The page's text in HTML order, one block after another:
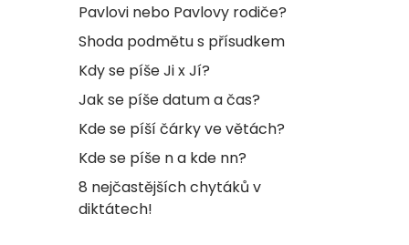
Pavlovi nebo Pavlovy rodiče?
Shoda podmětu s přísudkem
Kdy se píše Ji x Jí?
Jak se píše datum a čas?
Kde se píší čárky ve větách?
Kde se píše n a kde nn?
8 nejčastějších chytáků v
diktátech!